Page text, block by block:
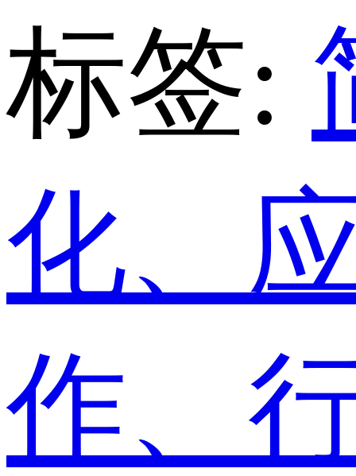
标签:
化、
作、